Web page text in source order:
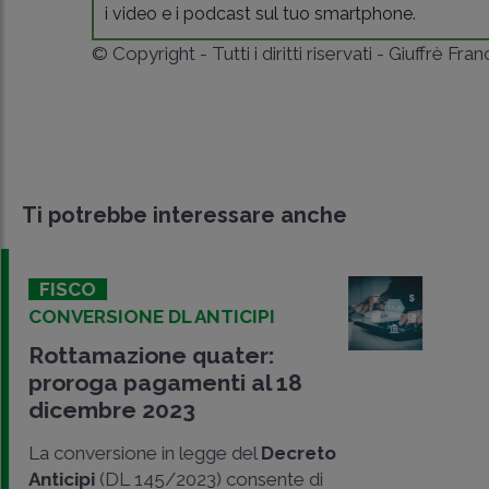
i video e i podcast sul tuo smartphone.
© Copyright - Tutti i diritti riservati - Giuffrè
Ti potrebbe interessare anche
FISCO
CONVERSIONE DL ANTICIPI
Rottamazione quater:
proroga pagamenti al 18
dicembre 2023
La conversione in legge del Decreto
Anticipi(DL 145/2023) consente di